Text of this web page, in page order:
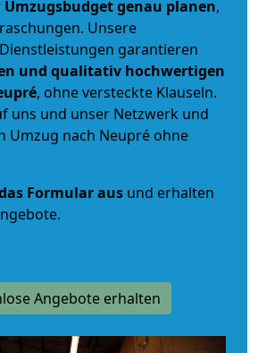
Umzugsbudgetgenau planen,
Unsere
garantieren
und qualitativ hochwertigen
, ohne versteckte Klauseln.
uns und unser Netzwerk und
Umzug nach Neupré ohne
Formular aus und erhalten
Angebote erhalten